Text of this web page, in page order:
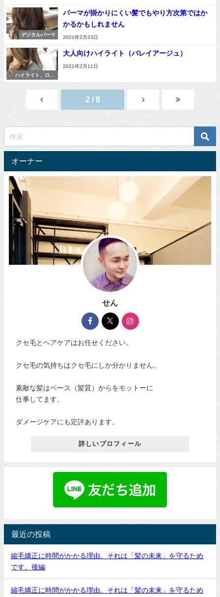
デジタルパーマ
パーマが掛かりにくい髪でもやり方次第ではか
かるかもしれません
2021年2月23日
ハイライト、ロー
ライト
大人向けハイライト（バレイアージュ）
2021年2月11日
2 / 8
オーナー
せん
クセ毛とヘアケアはお任せください。
クセ毛の気持ちはクセ毛にしか分かりません。
素敵な髪はベース（髪質）からをモットーに
仕事してます。
ダメージケアにも定評あります。
詳しいプロフィール
最近の投稿
縮毛矯正に時間がかかる理由。それは「髪の未来」を守るため
です。後編
縮毛矯正に時間がかかる理由。それは「髪の未来」を守るため